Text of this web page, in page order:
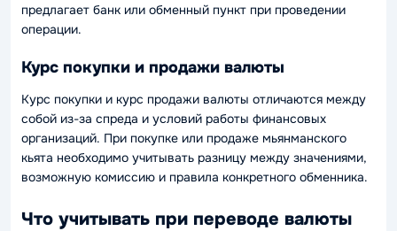
предлагает банк или обменный пункт при проведении
операции.
Курс покупки и продажи валюты
Курс покупки и курс продажи валюты отличаются между
собой из-за спреда и условий работы финансовых
организаций. При покупке или продаже мьянманского
кьята необходимо учитывать разницу между значениями,
возможную комиссию и правила конкретного обменника.
Что учитывать при переводе валюты